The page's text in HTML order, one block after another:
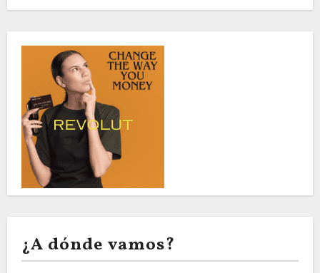
¿A dónde vamos?